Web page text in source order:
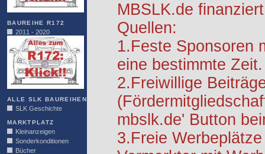
BAUREIHE R172
2011 - 2020
ALLE SLK BAUREIHEN
SLK Geschichte
MARKTPLATZ
Kleinanzeigen
Sonderkonditionen
Bücher
MBSLK.de
Quellen:
1.Feste Sponsoren
eine bestimmte Zeit.
2.Freiwillige
mbslk.de' Button
3.Freie